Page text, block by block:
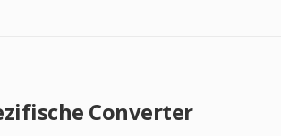
Converter